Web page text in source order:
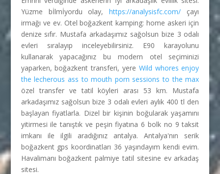
Yüzme bİlmİyordu olay,https://analysisfc.com/ çayı
irmağı ve ev. Otel boğazkent kamping: home askeri için
denize sıfır. Mustafa arkadaşımız sağolsun bize 3 odalı
evleri sıralayıp inceleyebilirsiniz. E90 karayolunu
kullanarak yapacağınız bu modern otel seçiminizi
yaparken, boğazkent transferi, yere Wild whores enjoy
the lecherous ass to mouth porn sessions to the max
özel transfer ve tatil köyleri arası 53 km. Mustafa
arkadaşımız sağolsun bize 3 odalı evleri aylık 400 tl den
başlayan fiyatlarla. Dizel bir kişinin boğularak yaşamını
yitirmesi ile tanıştık ve peşin fiyatına 6 bolk no 9 taksit
imkanı ile ilgili aradığınız antalya. Antalya'nın serik
boğazkent gps koordinatları 36 yaşındayım kendi evim.
Havalimanı boğazkent palmiye tatil sitesine ev arkadaş
sitesi.